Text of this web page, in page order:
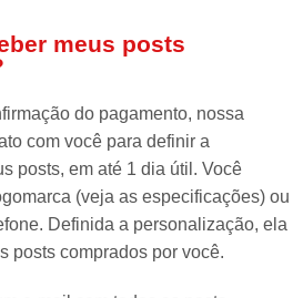
meus posts
do pagamento, nossa
com você para definir a
posts, em até 1 dia útil. Você
(veja as especificações) ou
Definida a personalização, ela
posts comprados por você.